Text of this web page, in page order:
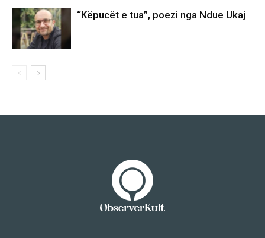
“Këpucët e tua”, poezi nga Ndue Ukaj